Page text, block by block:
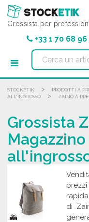
Grossista per
+33 1 70 68
STOCKETIK > PRODOTTI A
ALL'INGROSSO
> ZAINO A
Grossista
di
Pannello di gestione dei